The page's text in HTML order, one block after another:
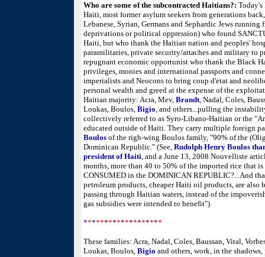
Who are some of the subcontracted Haitians?:
Haiti, most former asylum seekers from generations
Lebanese, Syrian, Germans and Sephardic Jews
deprivations or political oppression) who found
Haiti, but who thank the Haitian nation and peoples'
paramilitaries, private security/attaches and military to
repugnant economic opportunist who thank the Black
privileges, monies and international passports and
imperialists and Neocons to bring coup d'etat and
personal wealth and greed at the expense of the
Haitian majority: Acra, Mev, Brandt, Nadal, Coles,
Loukas, Boulos, Bigio, and others...pulling the
collectively referred to as Syro-Libano-Haitian or the
educated outside of Haiti. They carry multiple foreign
Boulos of the righ-wing Boulos family, "90% of the
Dominican Republic." (See, Rudolph Henry Boulos
president of Haiti, and a June 13, 2008 Nouvelliste
months, more than 40 to 50% of the imported rice that
CONSUMED in the DOMINICAN REPUBLIC?...And
petroleum products, cheaper Haiti oil products, are also
passing through Haitian waters, instead of the
gas subsidies were intended to benefit")
*******************
These families: Acra, Nadal, Coles, Baussan, Vital,
Loukas, Boulos, Bigio and others, work, in the